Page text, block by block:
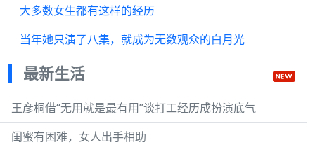
大多数女生都有这样的经历
当年她只演了八集，就成为无数观众的白月光
最新生活
王彦桐借“无用就是最有用”谈打工经历成扮演底气
闺蜜有困难，女人出手相助